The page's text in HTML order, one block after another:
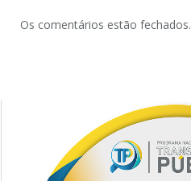
Os comentários estão fechados.